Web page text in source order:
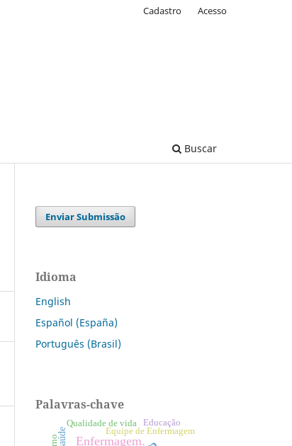
Buscar
Cadastro Acesso
Enviar Submissão
Idioma
English
Español (España)
Português (Brasil)
Palavras-chave
Enfermagem.
Equipe de Enfermagem
Qualidade de vida Educação